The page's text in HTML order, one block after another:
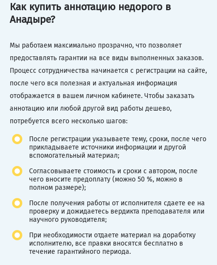
Как купить аннотацию недорого в
Анадыре?
Мы работаем максимально прозрачно, что позволяет
предоставлять гарантии на все виды выполненных заказов.
Процесс сотрудничества начинается с регистрации на сайте,
после чего вся полезная и актуальная информация
отображается в вашем личном кабинете. Чтобы заказать
аннотацию или любой другой вид работы дешево,
потребуется всего несколько шагов:
После регистрации указываете тему, сроки, после чего
прикладываете источники информации и другой
вспомогательный материал;
Согласовываете стоимость и сроки с автором, после
чего вносите предоплату (можно 50 %, можно в
полном размере);
После получения работы от исполнителя сдаете ее на
проверку и дожидаетесь вердикта преподавателя или
научного руководителя;
При необходимости отдаете материал на доработку
исполнителю, все правки вносятся бесплатно в
течение гарантийного периода.